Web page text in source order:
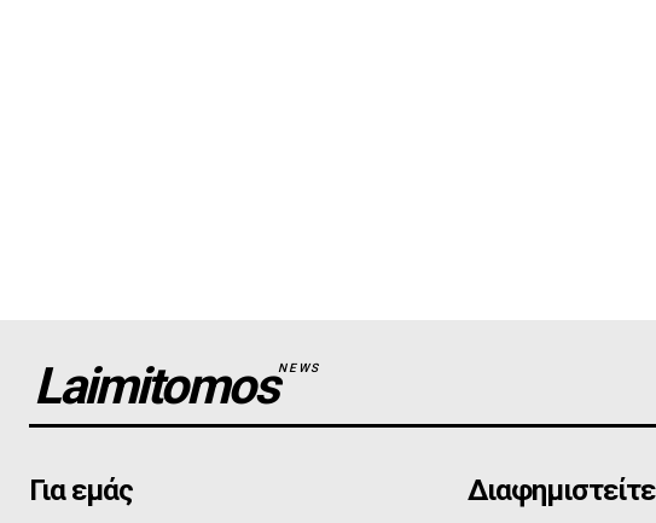
LaimitomosNEWS
Για εμάς Διαφημιστείτε